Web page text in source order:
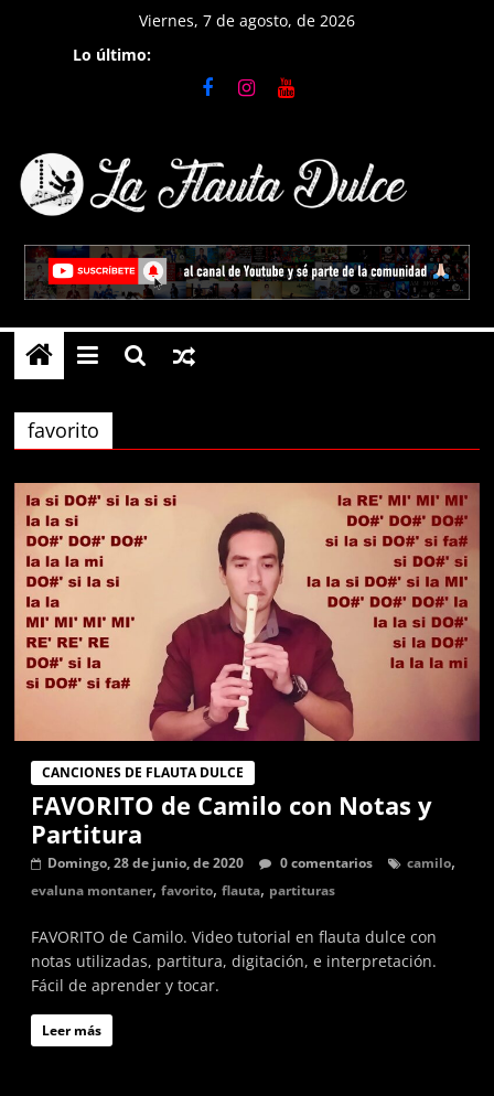
contenido
Viernes, 7 de agosto, de 2026
Lo último:
La
Flauta
Dulce
Tutoriales
en
Flauta
notas
graves,
agudas,
sostenidas
bemol.
Música
para
tutoriales
de
canciones
en
alemana.
favorito
CANCIONES DE FLAUTA DULCE
FAVORITO de Camilo con Notas y
Partitura
Domingo, 28 de junio, de 2020 0 comentarios camilo,
evaluna montaner,favorito,flauta, partituras
FAVORITO de Camilo. Video tutorial en flauta dulce con
notas utilizadas, partitura, digitación, e interpretación.
Fácil de aprender y tocar.
Leer más